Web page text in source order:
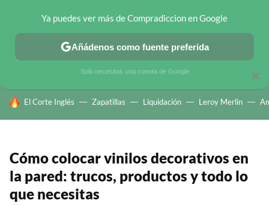
CHOLLOS TELEGRAM OFERTAS EN MÓVILES OFERTAS EN
HOY SE HABLA DE
El Corte Inglés Zapatillas Liquidación Leroy Merlin
Cómo colocar vinilos decorativos en
la pared: trucos, productos y todo lo
que necesitas
×
Ya puedes ver más de Compradiccion en Google
Añádenos como fuente preferida
Solo necesitas una cuenta de Google